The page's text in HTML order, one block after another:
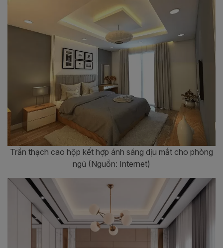
Trần thạch cao hộp kết hợp ánh sáng dịu mắt cho phòng
ngủ (Nguồn: Internet)